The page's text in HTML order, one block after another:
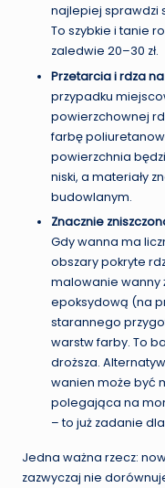
najlepiej sprawdzi
To szybkie i tanie
zaledwie 20–30 zł.
Przetarcia i rdza
przypadku
powierzchownej
farbę
powierzchnia
niski, a materiały
budowlanym.
Znacznie
Gdy wanna ma
obszary pokryte
malowanie wanny
epoksydową (na
starannego
warstw farby. To
droższa.
wanien może być
polegająca na
– to już zadanie
Jedna ważna rzecz:
zazwyczaj nie